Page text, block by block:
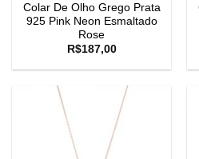
Colar De Olho Grego Prata
925 Pink Neon Esmaltado
Rose
R$187,00